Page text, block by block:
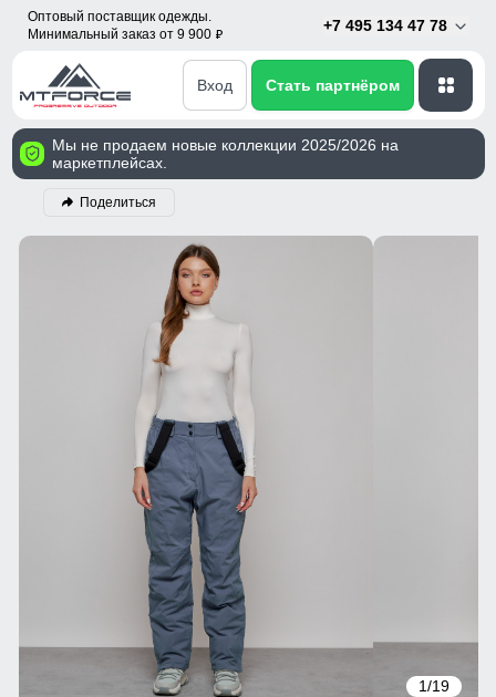
Оптовый поставщик одежды.
Минимальный заказ от 9 900 p
+7 495 134 47 78
Вход Стать партнёром
Мы не продаем новые коллекции 2025/2026 на
маркетплейсах.
Поделиться
1/19